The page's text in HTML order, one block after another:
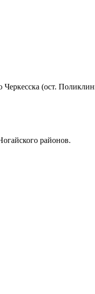
Черкесска (ост.
районов.